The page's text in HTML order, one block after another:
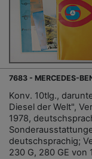
7683 - MERCEDES-
Konv. 10tlg.,
Diesel der Welt",
1978,
deutschsprachig;
230 G, 280 GE von